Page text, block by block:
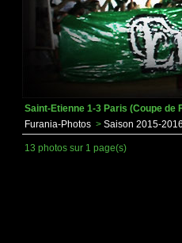
Saint-Etienne 1-3 Paris (Coupe de
Furania-Photos > Saison 2015-2016
13 photos sur 1 page(s)